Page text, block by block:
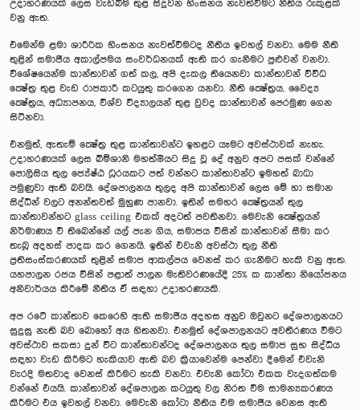
උදාහරණයක් ලෙස වැඩබිම තුළ සිදුවන හිංසනය නැවත්වීමට නීතිය රුකුළක්
වනු ඇත.
එමෙන්ම ළමා ශාරීරික හිංසනය නැවත්වීමටද නීතිය ඉවහල් වනවා. මෙම නීති
තුළින් සමාජීය අකාල්පමය සංවර්ධනයක් ඇති කර ගැනීමට පුළුවන් වනවා.
විශේෂයෙන්ම කාන්තාවන් ගත් කල, අපි දැකල තියෙනවා කාන්තාවන් විවිධ
ක්‍ෂේත්‍ර තුළ වැඩ රාජකාරී කටයුතු කරගෙන යනවා. නීති ක්‍ෂේත්‍රය, වෛද්‍ය
ක්‍ෂේත්‍රය, අධ්‍යාපනය, විශ්ව විද්‍යාලයන් තුළ වුවද කාන්තාවන් පෙරමුණ ගෙන
සිටිනවා.
එනමුත්, ඇතැම් ක්‍ෂේත්‍ර තුළ කාන්තාවන්ට ඉහළට යෑමට අවස්ථාවක් නැහැ.
උදාහරණයක් ලෙස බිම්ශානි මහත්මියට සිදු වූ දේ අනුව අපට පසක් වන්නේ
පොලිසිය තුල ජ්‍යේෂ්ඨ ධූරයකට පත් වන්නට කාන්තාවන්ට ඉමහත් බාධා
පමුණුවා ඇති බවයි. දේශපාලනය තුලද අපි කාන්තාවන් ලෙස මේ හා සමාන
සිද්ධීන් වලට අනන්තවත් මුහුණ පානවා. ඉතින් සමහර ක්‍ෂේත්‍රයන් තුල
කාන්තාවන්හට glass ceiling එකක් අදටත් පවතිනවා. මෙවැනි ක්‍ෂේත්‍රයන්
නිර්මාණය වී තිබෙන්නේ යල් පැන ගිය, සමාජය විසින් කාන්තාවන් සීමා කර
තැබූ අදහස් පාදක කර ගෙනයි. ඉතින් එවැනි අවස්ථා තුල නීති
ප්‍රතිසංස්කරණයක් තුළින් සමාජ ආකල්පය වෙනස් කර ගැනීමට හැකි වනු ඇත.
යහපාලන රජය විසින් පළාත් පාලන මැතිවරණයේදී 25% ක කාන්තා නියෝජනය
අනිවාර්යය කිරීමේ නීතිය ඒ සඳහා උදාහරණයකි.
අප රටේ කාන්තාව කෙරෙහි ඇති සමාජීය අදහස අනුව ඔවුනට දේශපාලනයට
සුදුසු නැති බව බොහෝ අය හිතනවා. එනමුත් දේශපාලනයට අවතීරණය වීමට
අවස්ථාව සකසා දුන් විට කාන්තාවන්ටද දේශපාලනය තුල සමාජ සුභ සිද්ධිය
සඳහා වැඩ කිරීමට හැකියාව ඇති බව ක්‍රියාවෙන්ම පෙන්වා දීමෙන් එවැනි
වැරදි මතවාද වෙනස් කිරීමට හැකි වනවා. එවැනි කෝටා එකක වැදගත්කම
වන්නේ එයයි. කාන්තාවන් දේශපාලන කටයුතු වල නිරත වීම සාමන්‍යකරණය
කිරීමට එය ඉවහල් වනවා. මෙවැනි කෝටා නීතිය එම සමාජීය වෙනස ඇති